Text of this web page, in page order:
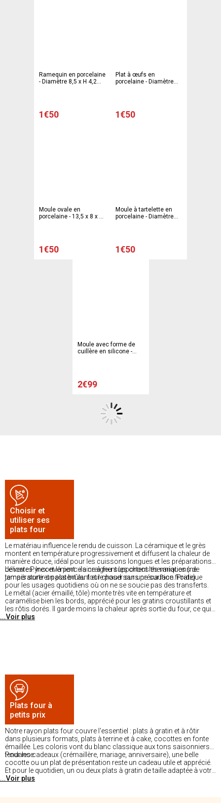
Ramequin en porcelaine
- Diamètre 8,5 x H 4,2
1€50
Plat à œufs en
porcelaine - Diamètre
1€50
Moule ovale en
porcelaine - 13,5 x 8 x H
1€50
Moule à tartelette en
porcelaine - Diamètre
1€50
Moule avec forme de
cuillère en silicone -
2€99
Choisir et
utiliser ses
plats four
Le matériau influence le rendu de cuisson. La céramique et le grès
montent en température progressivement et diffusent la chaleur de
manière douce, idéal pour les cuissons longues et les préparations
délicates. Inconvénient : ils craignent les chocs thermiques (ne
jamais sortir un plat brûlant et le poser sur une surface froide).
Le verre Pyrex et la porcelaine à feu supportent les variations de
température et passent au four chaud sans précaution. Pratique
pour les usages quotidiens où on ne se soucie pas des transferts.
Le métal (acier émaillé, tôle) monte très vite en température et
caramélise bien les bords, apprécié pour les gratins croustillants et
les rôtis dorés. Il garde moins la chaleur après sortie du four, ce qui
peut être un avantage (refroidissement rapide pour servir) ou un
...Voir plus
Plats four à
petits prix
Notre rayon plats four couvre l'essentiel : plats à gratin et à rôtir
dans plusieurs formats, plats à terrine et à cake, cocottes en fonte
émaillée. Les coloris vont du blanc classique aux tons saisonniers
tendance.
Pour les cadeaux (crémaillère, mariage, anniversaire), une belle
cocotte ou un plat de présentation reste un cadeau utile et apprécié.
Et pour le quotidien, un ou deux plats à gratin de taille adaptée à votre
famille suffisent largement à couvrir tous les usages courants.
...Voir plus